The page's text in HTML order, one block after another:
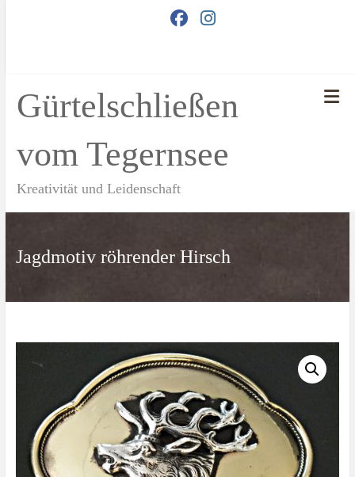
Gürtelschließen
vom Tegernsee
Kreativität und Leidenschaft
Jagdmotiv röhrender Hirsch